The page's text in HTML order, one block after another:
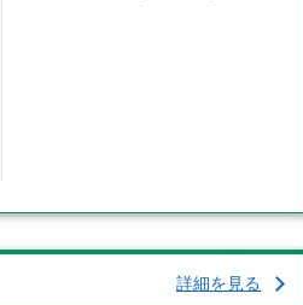
詳細を見る